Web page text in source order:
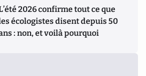
2026 confirme tout ce que
écologistes disent depuis 50
: non, et voilà pourquoi